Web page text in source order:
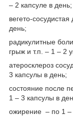
– 2 капсуле в день;
вегето-
день;
радикулитные
грыж и т.п. – 1 – 2
атеросклероз
3 капсулы в день;
состояние после
1 – 3 капсулы в
ожирение – по 1 –